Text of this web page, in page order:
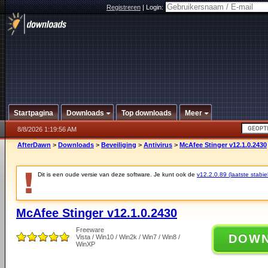
Registreren|Login:
Startpagina Downloads Top downloads Meer
8/8/2026 1:19:56 AM
AfterDawn > Downloads > Beveiliging > Antivirus > McAfee Stinger v12.1.0.2430
Dit is een oude versie van deze software. Je kunt ook de v12.2.0.89 (laatste
McAfee Stinger v12.1.0.2430
Freeware
Vista / Win10 / Win2k / Win7 / Win8 /
WinXP